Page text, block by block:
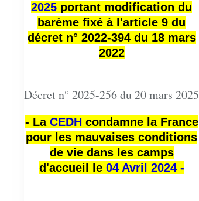
2025 portant modification du
barème fixé à l'article 9 du
décret n° 2022-394 du 18 mars
2022
Décret n° 2025-256 du 20 mars 2025
- La CEDHcondamne la France
pour les mauvaises conditions
de vie dans les camps
d'accueil le 04 Avril 2024 -